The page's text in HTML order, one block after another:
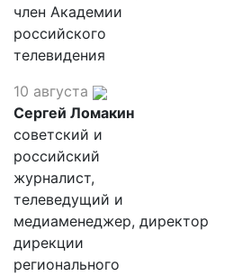
член Академии
российского
телевидения
10 августа
Сергей Ломакин
советский и
российский
журналист,
телеведущий и
медиаменеджер, директор
дирекции
регионального